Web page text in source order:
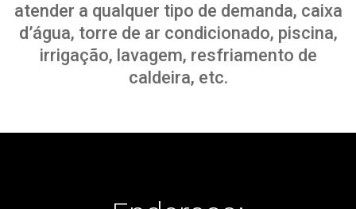
atender a qualquer tipo de demanda, caixa
d’água, torre de ar condicionado, piscina,
irrigação, lavagem, resfriamento de
caldeira, etc.